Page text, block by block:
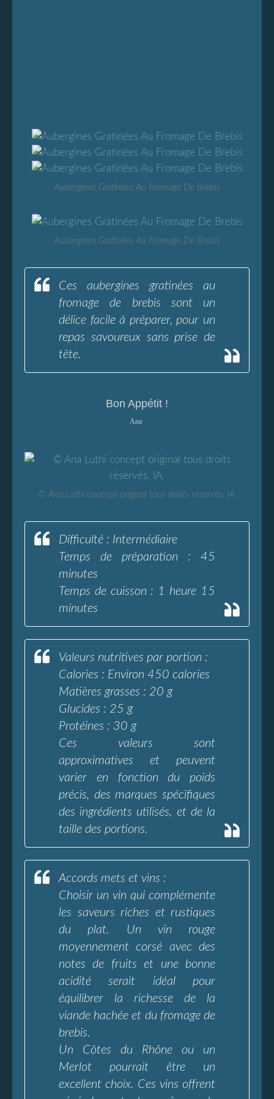
Aubergines Gratinées Au Fromage De Brebis
Aubergines Gratinées Au Fromage De Brebis
Ces aubergines gratinées au
fromage de brebis sont un
délice facile à préparer, pour un
repas savoureux sans prise de
tête.
Bon Appétit !
Ana
© Ana Luthi concept original tous droits réservés. IA.
Difficulté : Intermédiaire
Temps de préparation : 45
minutes
Temps de cuisson : 1 heure 15
minutes
Valeurs nutritives par portion :
Calories : Environ 450 calories
Matières grasses : 20 g
Glucides : 25 g
Protéines : 30 g
Ces valeurs sont
approximatives et peuvent
varier en fonction du poids
précis, des marques spécifiques
des ingrédients utilisés, et de la
taille des portions.
Accords mets et vins :
Choisir un vin qui complémente
les saveurs riches et rustiques
du plat. Un vin rouge
moyennement corsé avec des
notes de fruits et une bonne
acidité serait idéal pour
équilibrer la richesse de la
viande hachée et du fromage de
brebis.
Un Côtes du Rhône ou un
Merlot pourrait être un
excellent choix. Ces vins offrent